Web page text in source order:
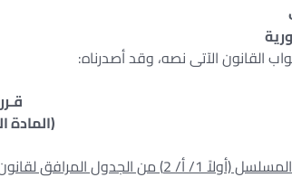
القانون الآتى نصه، وقد أصدرناه:
(المادة
لقانون الضريبة على القيمة المضافة، النص الآتى: